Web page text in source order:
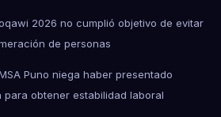
2026 no cumplió objetivo de evitar
de personas
Puno niega haber presentado
para obtener estabilidad laboral